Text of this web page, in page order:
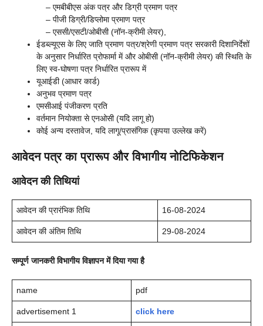
– एमबीबीएस अंक पत्र और डिग्री प्रमाण पत्र
– पीजी डिग्री/डिप्लोमा प्रमाण पत्र
– एससी/एसटी/ओबीसी (नॉन-क्रीमी लेयर),
ईडब्ल्यूएस के लिए जाति प्रमाण पत्र/श्रेणी प्रमाण पत्र सरकारी दिशानिर्देशों
के अनुसार निर्धारित प्रोफार्मा में और ओबीसी (नॉन-क्रीमी लेयर) की स्थिति के
लिए स्व-घोषणा पत्र निर्धारित प्रारूप में
यूआईडी (आधार कार्ड)
अनुभव प्रमाण पत्र
एमसीआई पंजीकरण प्रति
वर्तमान नियोक्ता से एनओसी (यदि लागू हो)
कोई अन्य दस्तावेज, यदि लागू/प्रासंगिक (कृपया उल्लेख करें)
आवेदन पत्र का प्रारूप और विभागीय नोटिफिकेशन
आवेदन की तिथियां
आवेदन की प्रारंभिक तिथि 16-08-2024
आवेदन की अंतिम तिथि 29-08-2024
सम्पूर्ण जानकरी विभागीय विज्ञापन में दिया गया है
name pdf
advertisement 1 click here